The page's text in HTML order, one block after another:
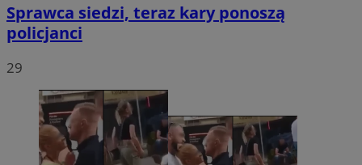
Sprawca siedzi, teraz kary ponoszą
policjanci
29